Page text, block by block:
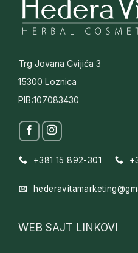
Trg Jovana Cvijića 3
15300 Loznica
PIB:107083430
+381 15 892-301
WEB SAJT LINKOVI